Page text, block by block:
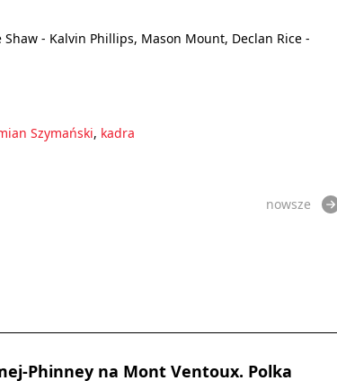
- Kalvin Phillips, Mason Mount, Declan Rice -
Szymański, kadra
nowsze
Phinney na Mont Ventoux. Polka